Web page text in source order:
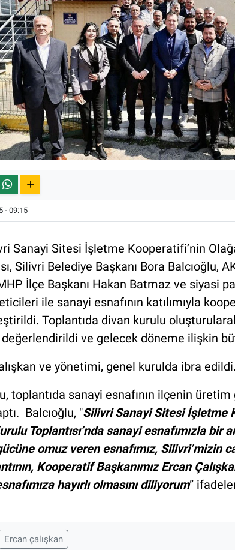
- 09:15
Sanayi Sitesi İşletme Kooperatifi’nin
Silivri Belediye Başkanı Bora Balcıoğlu,
İlçe Başkanı Hakan Batmaz ve siyasi
ile sanayi esnafının katılımıyla
Toplantıda divan kurulu
ve gelecek döneme ilişkin
ve yönetimi, genel kurulda ibra edildi.
toplantıda sanayi esnafının ilçenin
Balcıoğlu, "Silivri Sanayi Sitesi İşletme
Toplantısı’nda sanayi esnafımızla bir
omuz veren esnafımız, Silivri’mizin
Kooperatif Başkanımız Ercan
hayırlı olmasını diliyorum”
Ercan çalışkan